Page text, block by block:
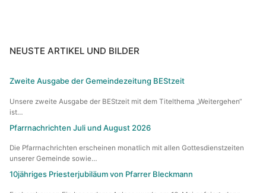
NEUSTE ARTIKEL UND BILDER
Zweite Ausgabe der Gemeindezeitung BEStzeit
Unsere zweite Ausgabe der BEStzeit mit dem Titelthema „Weitergehen“
ist…
Pfarrnachrichten Juli und August 2026
Die Pfarrnachrichten erscheinen monatlich mit allen Gottesdienstzeiten
unserer Gemeinde sowie…
10jähriges Priesterjubiläum von Pfarrer Bleckmann